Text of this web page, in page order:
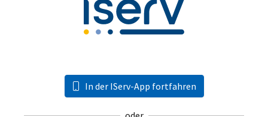
In der IServ-App fortfahren